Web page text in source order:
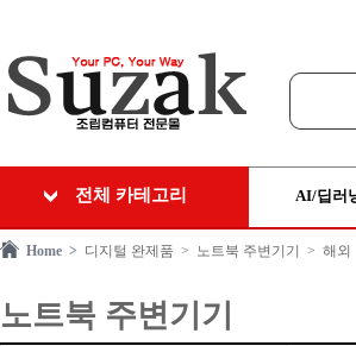
전체 카테고리 AI/딥러
Home > 디지털 완제품 > 노트북 주변기기 > 해외
노트북 주변기기